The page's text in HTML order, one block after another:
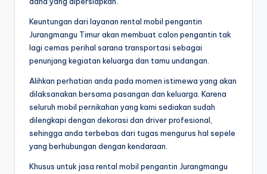
Keuntungan dari layanan rental mobil pengantin
Jurangmangu Timur akan membuat calon pengantin tak
lagi cemas perihal sarana transportasi sebagai
penunjang kegiatan keluarga dan tamu undangan.
Alihkan perhatian anda pada momen istimewa yang akan
dilaksanakan bersama pasangan dan keluarga. Karena
seluruh mobil pernikahan yang kami sediakan sudah
dilengkapi dengan dekorasi dan driver profesional,
sehingga anda terbebas dari tugas mengurus hal sepele
yang berhubungan dengan kendaraan.
Khusus untuk jasa rental mobil pengantin Jurangmangu